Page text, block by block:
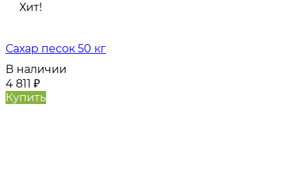
Хит!
Сахар песок 50 кг
В наличии
4 811 ₽
Купить